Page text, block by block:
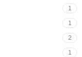
1
1
2
1